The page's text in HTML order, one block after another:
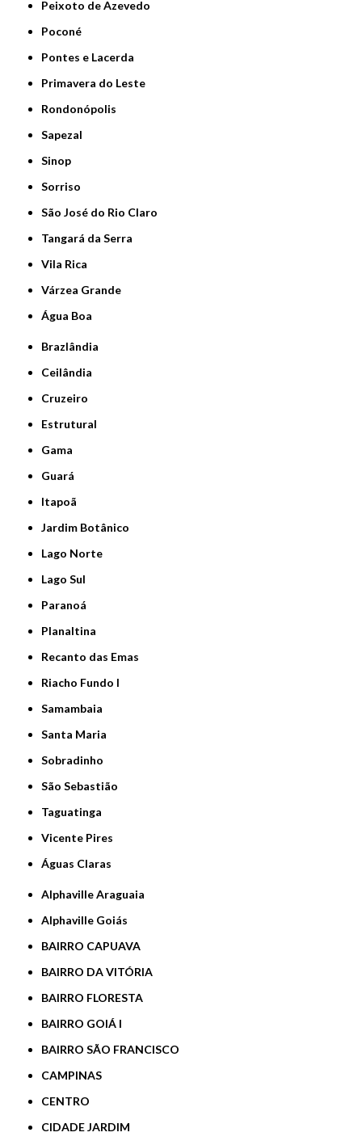
Peixoto de Azevedo
Poconé
Pontes e Lacerda
Primavera do Leste
Rondonópolis
Sapezal
Sinop
Sorriso
São José do Rio Claro
Tangará da Serra
Vila Rica
Várzea Grande
Água Boa
Brazlândia
Ceilândia
Cruzeiro
Estrutural
Gama
Guará
Itapoã
Jardim Botânico
Lago Norte
Lago Sul
Paranoá
Planaltina
Recanto das Emas
Riacho Fundo I
Samambaia
Santa Maria
Sobradinho
São Sebastião
Taguatinga
Vicente Pires
Águas Claras
Alphaville Araguaia
Alphaville Goiás
BAIRRO CAPUAVA
BAIRRO DA VITÓRIA
BAIRRO FLORESTA
BAIRRO GOIÁ I
BAIRRO SÃO FRANCISCO
CAMPINAS
CENTRO
CIDADE JARDIM